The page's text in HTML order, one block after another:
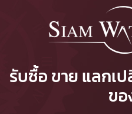
รับซื้อ ขาย แลกเ
ข